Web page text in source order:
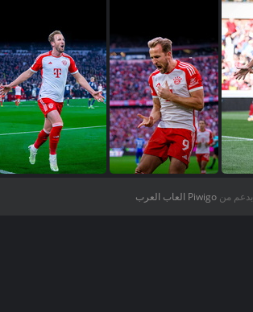
صور هاري كين صور هاري كين
بدعم من Piwigo العاب العرب